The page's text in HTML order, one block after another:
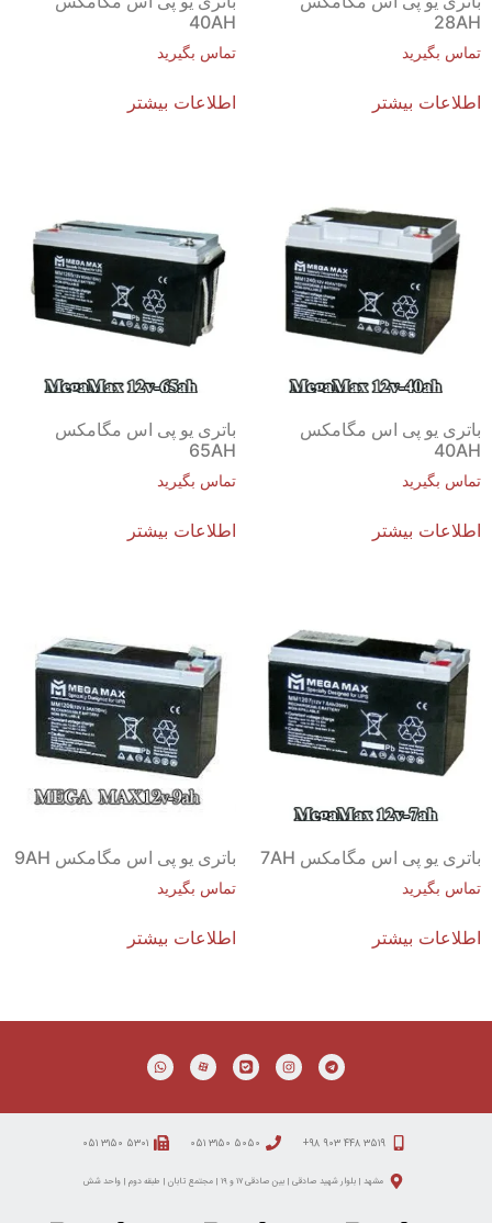
28AH
تماس بگیرید
اطلاعات بیشتر
40AH
تماس بگیرید
اطلاعات بیشتر
باتری یو پی اس مگامکس
40AH
تماس بگیرید
اطلاعات بیشتر
باتری یو پی اس مگامکس
65AH
تماس بگیرید
اطلاعات بیشتر
باتری یو پی اس مگامکس 7AH
تماس بگیرید
اطلاعات بیشتر
باتری یو پی اس مگامکس 9AH
تماس بگیرید
اطلاعات بیشتر
۳۵۱۹ ۴۴۸ ۹۰۳ ۹۸+ ۵۰۵۰ ۳۱۵۰ ۰۵۱ ۵۳۰۱ ۳۱۵۰ ۰۵۱
مشهد | بلوار شهید صادقی | بین صادقی ۱۷ و ۱۹ | مجتمع تابان | طبقه دوم | واحد شش